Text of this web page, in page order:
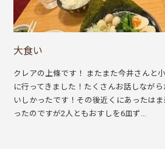
大食い
クレアの上條です！ またまた今井さんと
に行ってきました！たくさんお話しなが
いしかったです！その後近くにあったは
ったのですが2人ともおすしを6皿ず...